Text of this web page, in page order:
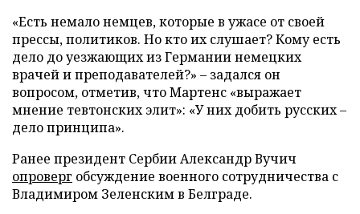
«Есть немало немцев, которые в ужасе от своей
прессы, политиков. Но кто их слушает? Кому есть
дело до уезжающих из Германии немецких
врачей и преподавателей?» – задался он
вопросом, отметив, что Мартенс «выражает
мнение тевтонских элит»: «У них добить русских –
дело принципа».
Ранее президент Сербии Александр Вучич
опроверг обсуждение военного сотрудничества с
Владимиром Зеленским в Белграде.